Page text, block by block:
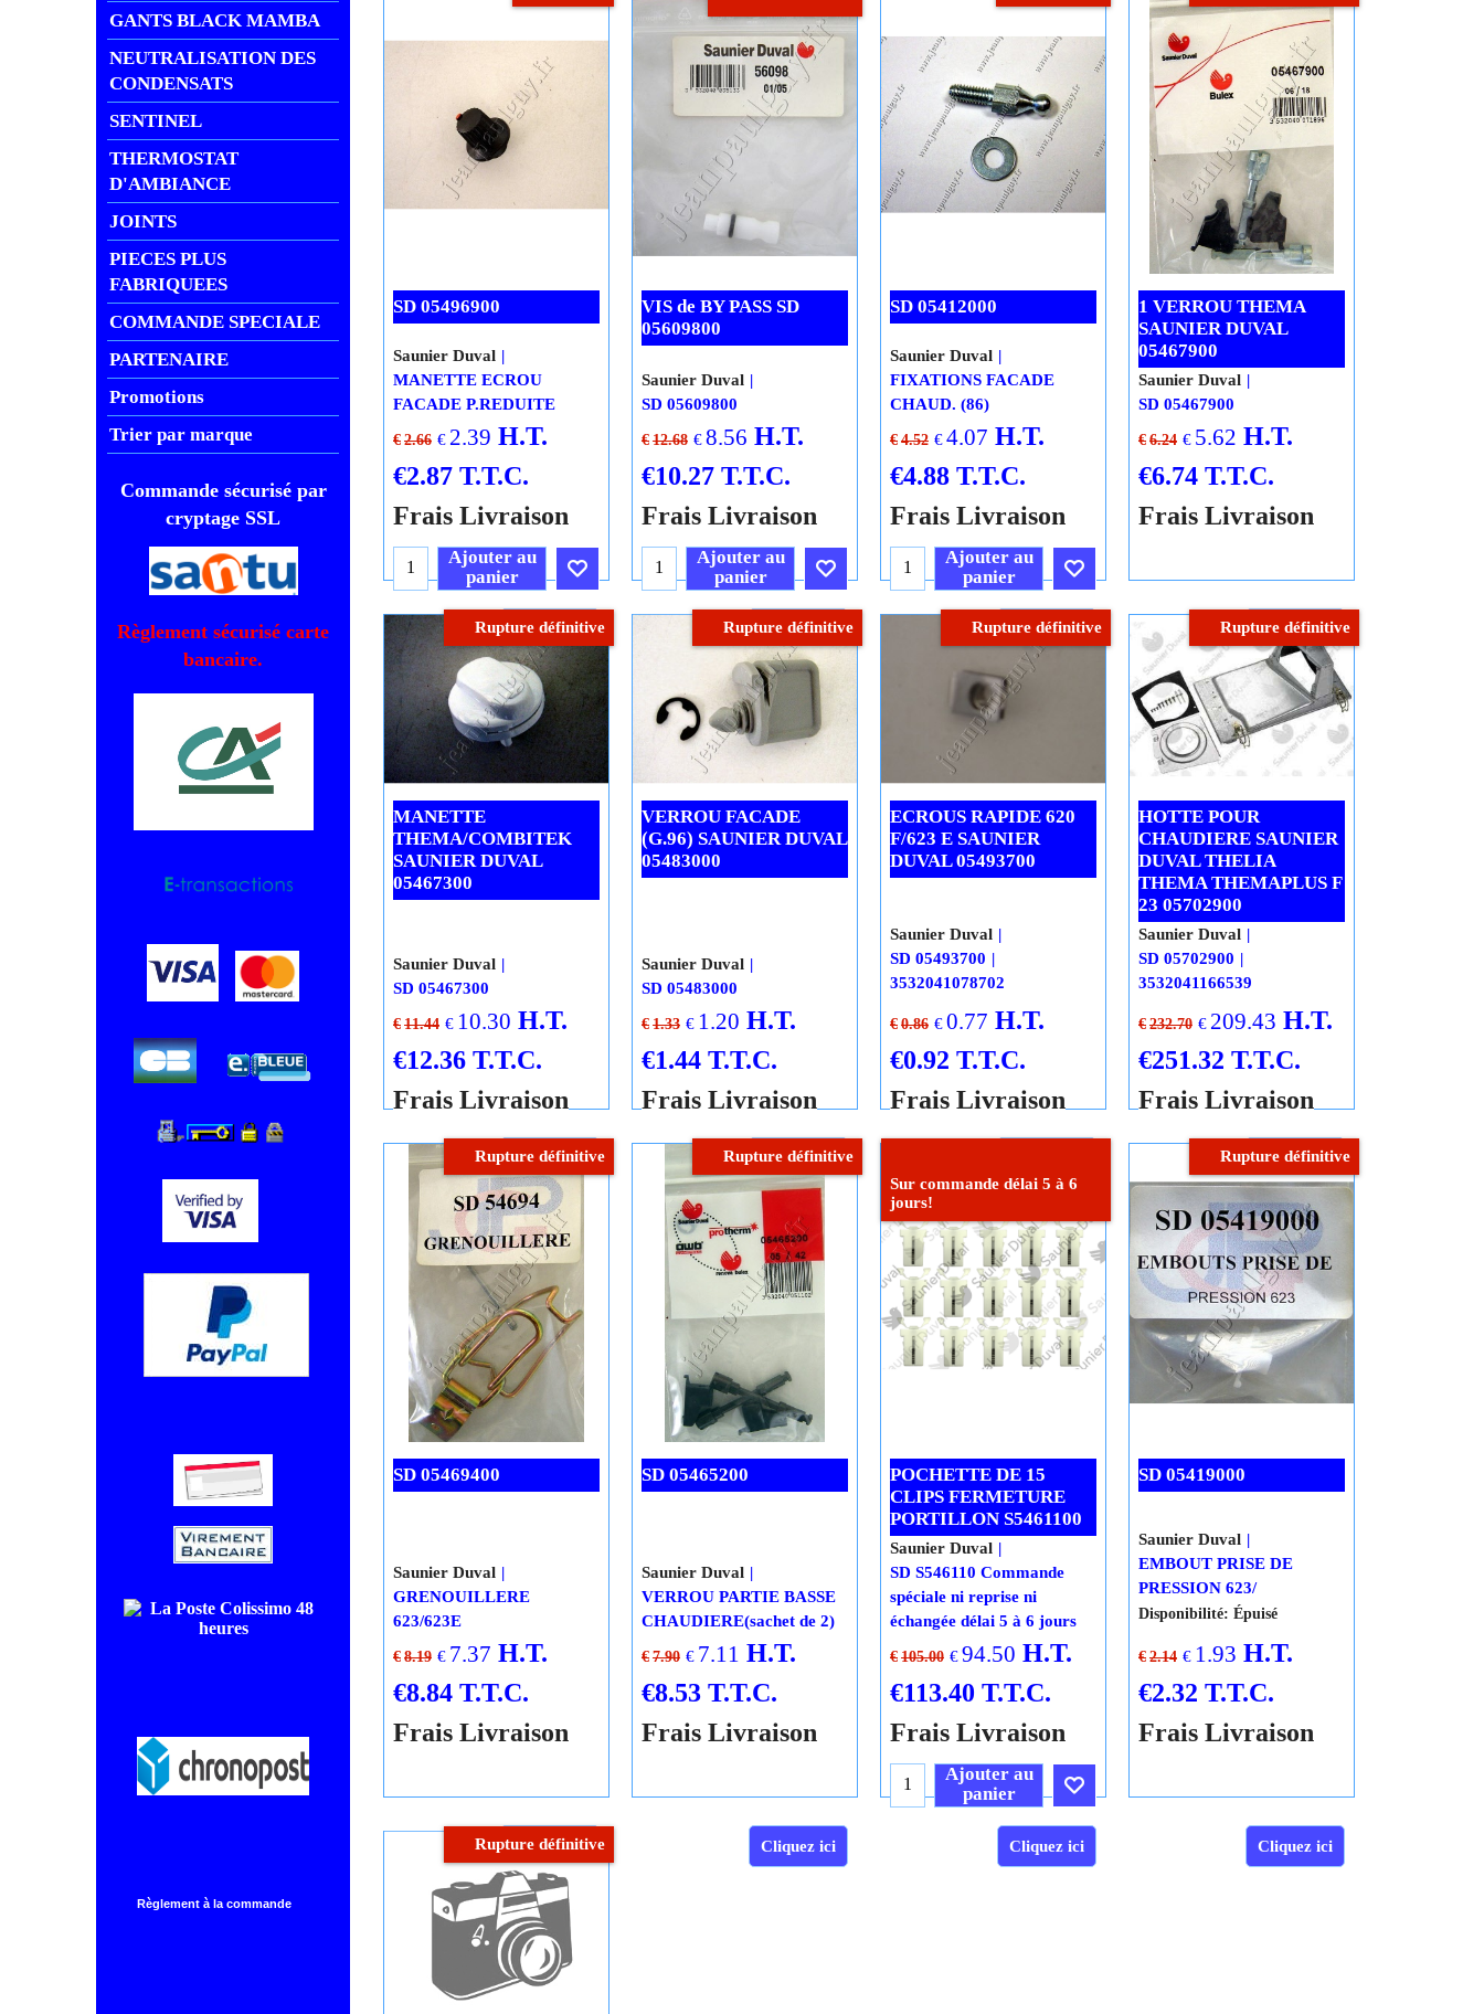
GANTS BLACK MAMBA
NEUTRALISATION DES
CONDENSATS
SENTINEL
THERMOSTAT
D'AMBIANCE
JOINTS
PIECES PLUS
FABRIQUEES
COMMANDE SPECIALE
PARTENAIRE
Promotions
Trier par marque
Commande sécurisé par
cryptage SSL
Règlement sécurisé carte
bancaire.
Règlement à la commande
En stock
SD 05496900
€ 2.66 €2.39 H.T.
€2.87 T.T.C.
Frais Livraison
Saunier Duval
FACADE P.REDUITE
Ajouter au
panier
Cliquez ici
-25% 2 En stock
VIS de BY PASS SD
05609800
€ 12.68 € 8.56 H.T.
€10.27 T.T.C.
Frais Livraison
SD 05609800
Ajouter au
panier
Cliquez ici
5 En stock
SD 05412000
€ 4.52 €4.07 H.T.
€4.88 T.T.C.
Frais Livraison
Saunier Duval
CHAUD. (86)
Ajouter au
Rupture définitive
1 VERROU THEMA
SAUNIER DUVAL
05467900
€ 6.24 €5.62 H.T.
SD 05467900
Cliquez ici
Rupture définitive
MANETTE
THEMA/COMBITEK
SAUNIER DUVAL
€10.30 H.T.
12.36 T.T.C.
Frais Livraison
SD 05467300
Cliquez ici
Rupture définitive
VERROU FACADE
(G.96) SAUNIER DUVAL
05483000
1.33 €1.20 H.T.
1.44 T.T.C.
Frais Livraison
SD 05483000
Cliquez ici
Rupture définitive
ECROUS RAPIDE 620
DUVAL 05493700
€ 0.86 €0.77 H.T.
€0.92 T.T.C.
Frais Livraison
Saunier Duval
3532041078702
Cliquez ici
HOTTE POUR
DUVAL THELIA
23 05702900
€ 232.70 €209.43 H.T.
251.32 T.T.C.
Frais Livraison
Saunier Duval
3532041166539
Cliquez ici
Rupture définitive
€ 7.37 H.T.
8.84 T.T.C.
Frais Livraison
GRENOUILLERE
623/623E
Rupture définitive
VERROU PARTIE BASSE
CHAUDIERE(sachet de 2)
CLIPS FERMETURE
Saunier Duval
SD S546110 Commande
spéciale ni reprise ni
échangée délai 5 à 6 jours
Rupture définitive
EMBOUT PRISE DE
PRESSION 623/
: Épuisé